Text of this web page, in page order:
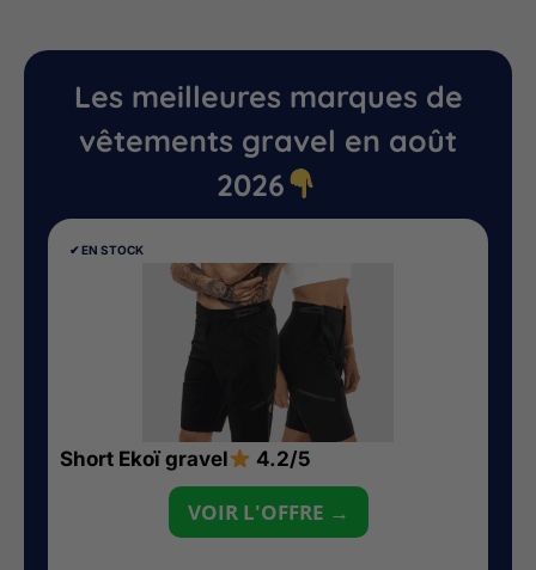
Les meilleures marques de
vêtements gravel en août
2026
✔︎ EN STOCK
Short Ekoï gravel 4.2/5
VOIR L'OFFRE →